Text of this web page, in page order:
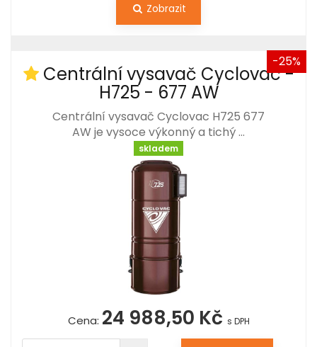
Zobrazit
-25%
Centrální vysavač Cyclovac -
H725 - 677 AW
Centrální vysavač Cyclovac H725 677
AW je vysoce výkonný a tichý …
skladem
Cena: 24 988,50 Kč s DPH